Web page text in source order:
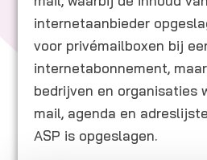
internetaanbieder
voor privémailboxen bij
internetabonnement,
bedrijven en organisaties
mail, agenda en
ASP is opgeslagen.